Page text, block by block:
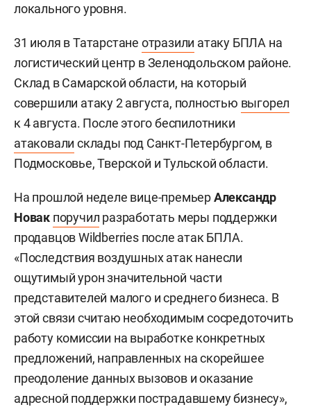
локального уровня.
31 июля в Татарстане отразили атаку БПЛА на
логистический центр в Зеленодольском районе.
Склад в Самарской области, на который
совершили атаку 2 августа, полностью выгорел
к 4 августа. После этого беспилотники
атаковали склады под Санкт-Петербургом, в
Подмосковье, Тверской и Тульской области.
На прошлой неделе вице-премьерАлександр
Новак поручил разработать меры поддержки
продавцов Wildberries после атак БПЛА.
«Последствия воздушных атак нанесли
ощутимый урон значительной части
представителей малого и среднего бизнеса. В
этой связи считаю необходимым сосредоточить
работу комиссии на выработке конкретных
предложений, направленных на скорейшее
преодоление данных вызовов и оказание
адресной поддержки пострадавшему бизнесу»,